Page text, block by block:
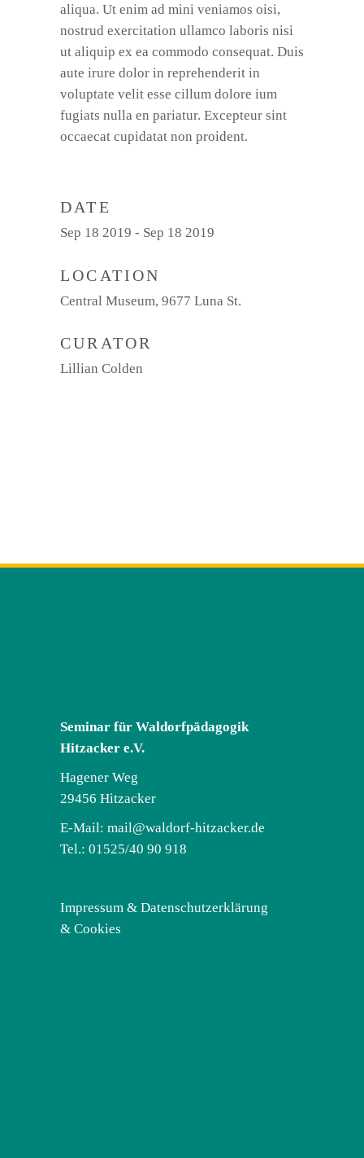
aliqua. Ut enim ad mini veniamos oisi,
nostrud exercitation ullamco laboris nisi
ut aliquip ex ea commodo consequat. Duis
aute irure dolor in reprehenderit in
voluptate velit esse cillum dolore ium
fugiats nulla en pariatur. Excepteur sint
occaecat cupidatat non proident.
DATE
Sep 18 2019 - Sep 18 2019
LOCATION
Central Museum, 9677 Luna St.
CURATOR
Lillian Colden
Seminar für Waldorfpädagogik
Hitzacker e.V.
Hagener Weg
29456 Hitzacker
E-Mail: mail@waldorf-hitzacker.de
Tel.: 01525/40 90 918
Impressum & Datenschutzerklärung
& Cookies